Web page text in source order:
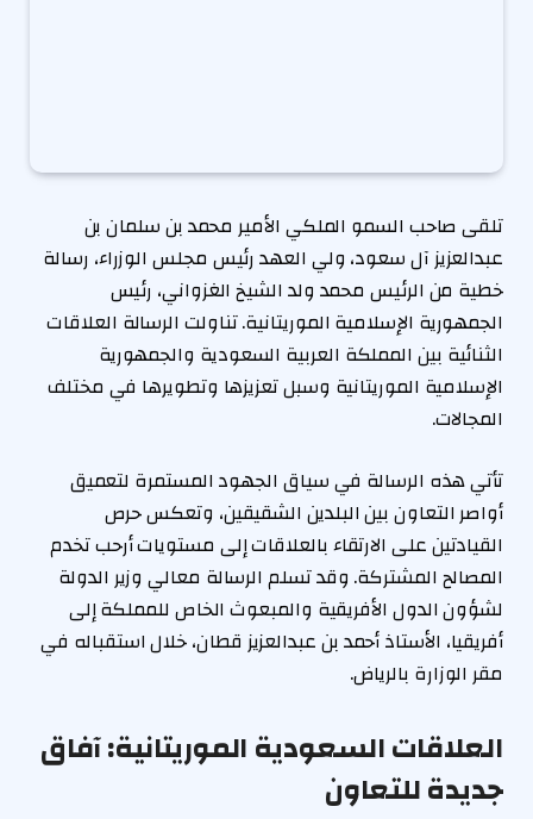
تلقى صاحب السمو الملكي الأمير محمد بن سلمان بن
عبدالعزيز آل سعود، ولي العهد رئيس مجلس الوزراء، رسالة
خطية من الرئيس محمد ولد الشيخ الغزواني، رئيس
الجمهورية الإسلامية الموريتانية. تناولت الرسالة العلاقات
الثنائية بين المملكة العربية السعودية والجمهورية
الإسلامية الموريتانية وسبل تعزيزها وتطويرها في مختلف
المجالات.
تأتي هذه الرسالة في سياق الجهود المستمرة لتعميق
أواصر التعاون بين البلدين الشقيقين، وتعكس حرص
القيادتين على الارتقاء بالعلاقات إلى مستويات أرحب تخدم
المصالح المشتركة. وقد تسلم الرسالة معالي وزير الدولة
لشؤون الدول الأفريقية والمبعوث الخاص للمملكة إلى
أفريقيا، الأستاذ أحمد بن عبدالعزيز قطان، خلال استقباله في
مقر الوزارة بالرياض.
العلاقات السعودية الموريتانية: آفاق
جديدة للتعاون